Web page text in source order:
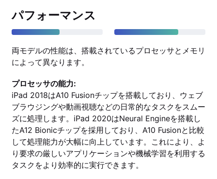
パフォーマンス
両モデルの性能は、搭載されているプロセッサとメモリ
によって異なります。
プロセッサの能力:
iPad 2018はA10 Fusionチップを搭載しており、ウェブ
ブラウジングや動画視聴などの日常的なタスクをスムー
ズに処理します。iPad 2020はNeural Engineを搭載し
たA12 Bionicチップを採用しており、A10 Fusionと比較
して処理能力が大幅に向上しています。これにより、よ
り要求の厳しいアプリケーションや機械学習を利用する
タスクをより効率的に実行できます。